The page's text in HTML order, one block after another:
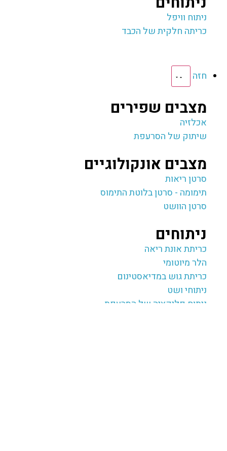
ניתוח וויפל
כריתה חלקית של הכבד
חזה
מצבים שפירים
אכלזיה
שיתוק של הסרעפת
מצבים אונקולוגיים
סרטן ריאות
תימומה - סרטן בלוטת התימוס
סרטן הוושט
ניתוחים
כריתת אונת ריאה‎
הלר מיוטומי
כריתת גוש במדיאסטינום
ניתוחי ושט
ניתוח פליקציה של הסרעפת